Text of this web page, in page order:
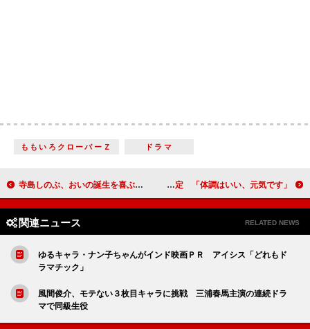
ももいろクローバーＺ ドラマ
寺島しのぶ、おいの誕生を喜ぶ 「いい役者になれるかは本人次第」 加藤茶、ネット上のうわさを否定 「体調はいい、元気です」
関連ニュース RELATED NEWS
ゆるキャラ・ナン子ちゃんがインド映画ＰＲ アイシス「どれもド
ラマチック」
風間俊介、モテない３枚目キャラに挑戦 三浦春馬主演の連続ドラ
マで同級生役